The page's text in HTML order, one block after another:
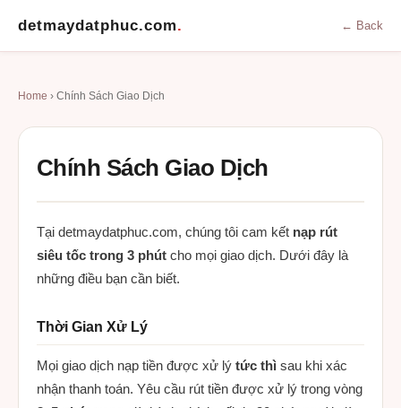
detmaydatphuc.com. ← Back
Home › Chính Sách Giao Dịch
Chính Sách Giao Dịch
Tại detmaydatphuc.com, chúng tôi cam kết nạp rút
siêu tốc trong 3 phút cho mọi giao dịch. Dưới đây là
những điều bạn cần biết.
Thời Gian Xử Lý
Mọi giao dịch nạp tiền được xử lý tức thì sau khi xác
nhận thanh toán. Yêu cầu rút tiền được xử lý trong vòng